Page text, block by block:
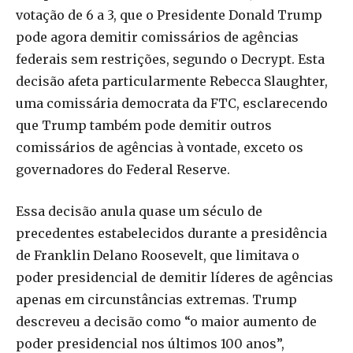
votação de 6 a 3, que o Presidente Donald Trump
pode agora demitir comissários de agências
federais sem restrições, segundo o Decrypt. Esta
decisão afeta particularmente Rebecca Slaughter,
uma comissária democrata da FTC, esclarecendo
que Trump também pode demitir outros
comissários de agências à vontade, exceto os
governadores do Federal Reserve.
Essa decisão anula quase um século de
precedentes estabelecidos durante a presidência
de Franklin Delano Roosevelt, que limitava o
poder presidencial de demitir líderes de agências
apenas em circunstâncias extremas. Trump
descreveu a decisão como “o maior aumento de
poder presidencial nos últimos 100 anos”,